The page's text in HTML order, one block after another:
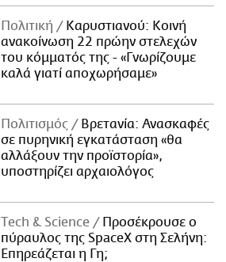
Πολιτική
Καρυστιανού: Κοινή
ανακοίνωση 22 πρώην στελεχών
του κόμματός της - «Γνωρίζουμε
καλά γιατί αποχωρήσαμε»
Πολιτισμός
Βρετανία: Ανασκαφές
σε πυρηνική εγκατάσταση «θα
αλλάξουν την προϊστορία»,
υποστηρίζει αρχαιολόγος
Τech & Science
Προσέκρουσε ο
πύραυλος της SpaceX στη Σελήνη:
Επηρεάζεται η Γη;